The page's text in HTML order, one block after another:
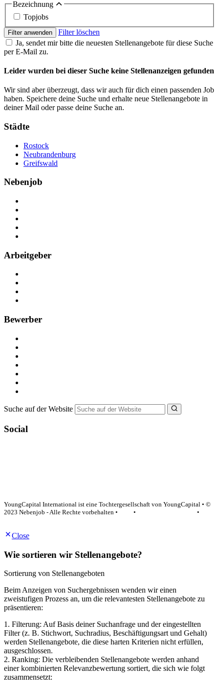
Bezeichnung
Topjobs
Filter anwenden
Filter löschen
Ja, sendet mir bitte die neuesten Stellenangebote für diese Suche
per E-Mail zu.
Leider wurden bei dieser Suche keine Stellenanzeigen gefunden
Wir sind aber überzeugt, dass wir auch für dich einen passenden Job
haben. Speichere deine Suche und erhalte neue Stellenangebote in
deiner Mail oder passe deine Suche an.
Städte
Rostock
Neubrandenburg
Greifswald
Nebenjob
Arbeitgeber
Bewerber
Suche auf der Website
Social
YoungCapital International ist eine Tochtergesellschaft von YoungCapital • ©
2023 Nebenjob - Alle Rechte vorbehalten •
•
•
Close
Wie sortieren wir Stellenangebote?
Sortierung von Stellenangeboten
Beim Anzeigen von Suchergebnissen wenden wir einen
zweistufigen Prozess an, um die relevantesten Stellenangebote zu
präsentieren:
1. Filterung: Auf Basis deiner Suchanfrage und der eingestellten
Filter (z. B. Stichwort, Suchradius, Beschäftigungsart und Gehalt)
werden Stellenangebote, die diese harten Kriterien nicht erfüllen,
ausgeschlossen.
2. Ranking: Die verbleibenden Stellenangebote werden anhand
einer kombinierten Relevanzbewertung sortiert, die sich wie folgt
zusammensetzt: